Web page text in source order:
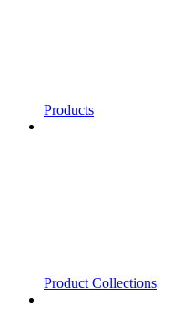
Products
Product Collections